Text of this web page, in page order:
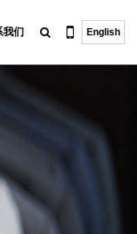
我们 English